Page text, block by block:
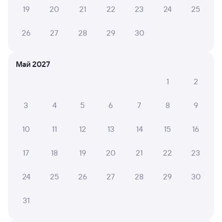
Очень чистый вагон. Проводницы очень милые,
чистоту постоянно.
Екатерина Р.
вагоне чистота и порядок, спасибо.
22 июля 2026 • Поезд 077Ы
ежедневно делала обход по вагонам, подходила
удобствами, отношением персонала к пассажирам.
Вообщем поездка прошла хорошо. Единственное - в...
19 20 21 22 23 24 25
26 27 28 29 30
Май 2027
1
2
3 4 5 6 7 8 9
10 11 12 13 14 15 16
17 18 19 20 21 22 23
24 25 26 27 28 29 30
31